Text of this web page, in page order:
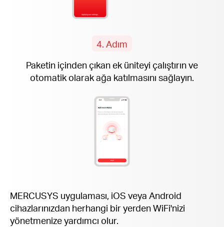
4. Adım
Paketin içinden çıkan ek üniteyi çalıştırın ve
otomatik olarak ağa katılmasını sağlayın.
MERCUSYS uygulaması, iOS veya Android
cihazlarınızdan herhangi bir yerden WiFi'nizi
yönetmenize yardımcı olur.